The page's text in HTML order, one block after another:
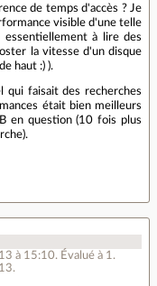
de temps d'accès ? Je
visible d'une telle
à lire des
la vitesse d'un disque
haut :) ).
qui faisait des recherches
était bien meilleurs
en question (10 fois plus
à 15:10. Évalué à 1 .